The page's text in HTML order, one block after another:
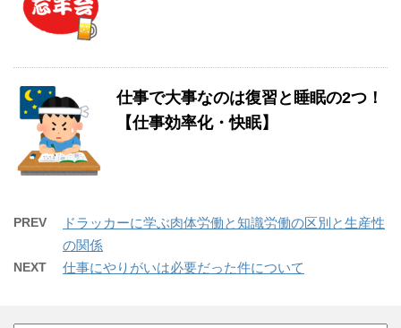
仕事で大事なのは復習と睡眠の2つ！
【仕事効率化・快眠】
PREV
ドラッカーに学ぶ肉体労働と知識労働の区別と生産性
の関係
NEXT 仕事にやりがいは必要だった件について